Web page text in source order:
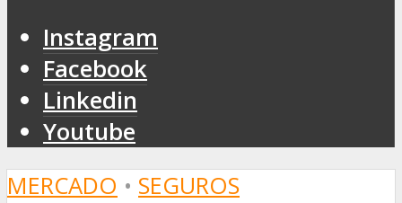
Instagram
Facebook
Linkedin
Youtube
MERCADO • SEGUROS